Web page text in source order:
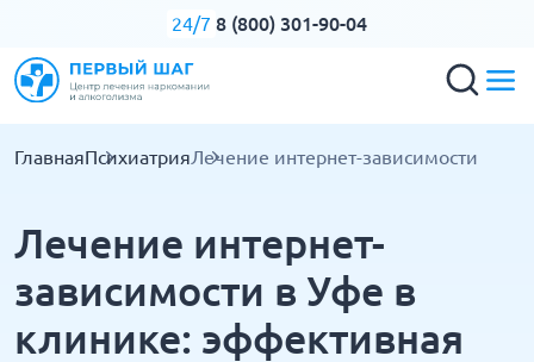
24/7 8 (800) 301-90-04
ГлавнаяПсихиатрияЛечение интернет-зависимости
Лечение интернет-
зависимости в Уфе в
клинике: эффективная